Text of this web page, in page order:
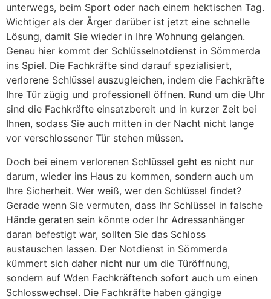
unterwegs, beim Sport oder nach einem hektischen Tag.
Wichtiger als der Ärger darüber ist jetzt eine schnelle
Lösung, damit Sie wieder in Ihre Wohnung gelangen.
Genau hier kommt der Schlüsselnotdienst in Sömmerda
ins Spiel. Die Fachkräfte sind darauf spezialisiert,
verlorene Schlüssel auszugleichen, indem die Fachkräfte
Ihre Tür zügig und professionell öffnen. Rund um die Uhr
sind die Fachkräfte einsatzbereit und in kurzer Zeit bei
Ihnen, sodass Sie auch mitten in der Nacht nicht lange
vor verschlossener Tür stehen müssen.
Doch bei einem verlorenen Schlüssel geht es nicht nur
darum, wieder ins Haus zu kommen, sondern auch um
Ihre Sicherheit. Wer weiß, wer den Schlüssel findet?
Gerade wenn Sie vermuten, dass Ihr Schlüssel in falsche
Hände geraten sein könnte oder Ihr Adressanhänger
daran befestigt war, sollten Sie das Schloss
austauschen lassen. Der Notdienst in Sömmerda
kümmert sich daher nicht nur um die Türöffnung,
sondern auf Wden Fachkräftench sofort auch um einen
Schlosswechsel. Die Fachkräfte haben gängige